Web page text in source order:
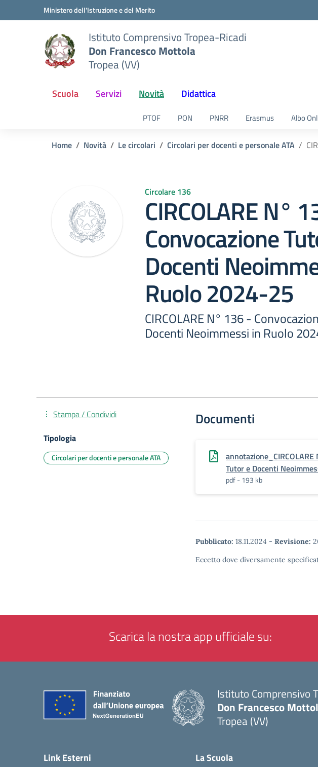
Vai ai contenuti
Vai al menu di navigazioneMinistero dell'Istruzione e del Merito
Istituto Comprensivo Tropea-Ricadi
Don Francesco Mottola
Tropea (VV)
Scuola Servizi Novità Didattica
PTOF PON PNRR Erasmus Albo
Home Novità Le circolari Circolari per docenti e personale ATA
Circolare 136
CIRCOLARE N°
Convocazione
Docenti
Ruolo 2024-25
CIRCOLARE N° 136 -
Docenti Neoimmessi in Ruolo
Documenti
Tutor e Docenti
pdf - 193 kb
Pubblicato: 18.11.2024 - Revisione:
Eccetto dove diversamente
Stampa / Condividi
Tipologia
Circolari per docenti e personale ATA
Scarica la nostra app ufficiale su:
Istituto Comprensivo
Don Francesco
Tropea (VV)
Link Esterni La Scuola